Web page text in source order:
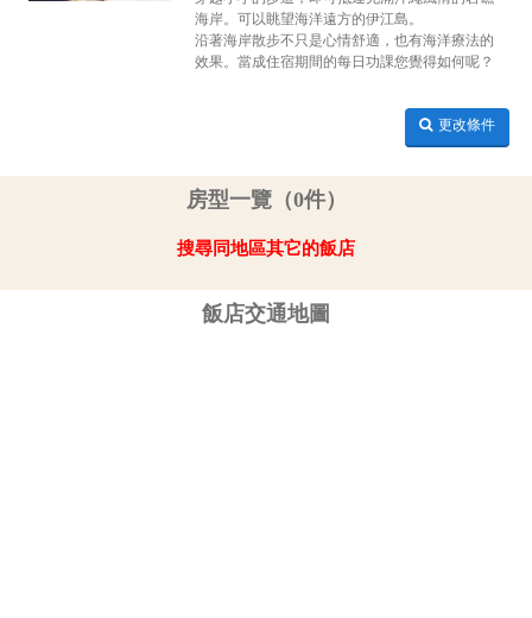
海岸。可以眺望海洋遠方的伊江島。
沿著海岸散步不只是心情舒適，也有海洋療法的
效果。當成住宿期間的每日功課您覺得如何呢？
更改條件
房型一覽（0件）
搜尋同地區其它的飯店
飯店交通地圖